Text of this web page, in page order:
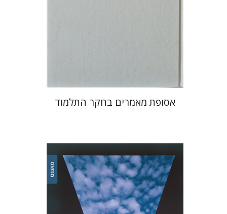
אסופת מאמרים בחקר התלמוד
אריאל זינדר